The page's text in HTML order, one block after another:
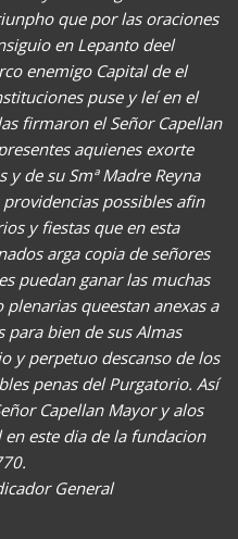
que por las oraciones
en Lepanto deel
enemigo Capital de el
puse y leí en el
firmaron el Señor Capellan
aquienes exorte
de su Smª Madre Reyna
possibles afin
y fiestas que en esta
arga copia de señores
puedan ganar las muchas
queestan anexas a
para bien de sus Almas
y perpetuo descanso de los
penas del Purgatorio. Así
Capellan Mayor y alos
este dia de la fundacion
General